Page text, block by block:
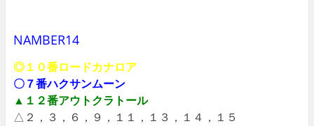
NAMBER14
◎１０番ロードカナロア
〇７番ハクサンムーン
▲１２番アウトクラトール
△２，３，６，９，１１，１３，１４，１５